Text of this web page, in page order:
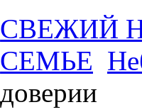
СВЕЖИЙ
СЕМЬЕ
доверии